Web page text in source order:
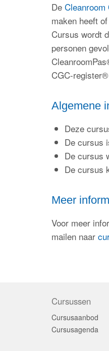
De Cleanroom
maken heeft
Cursus wordt
personen
CGC-
Algemene
Deze
De cursus
De cursus
De cursus
Meer
Voor meer
mailen naar
Cursussen
Cursusaanbod
Cursusagenda